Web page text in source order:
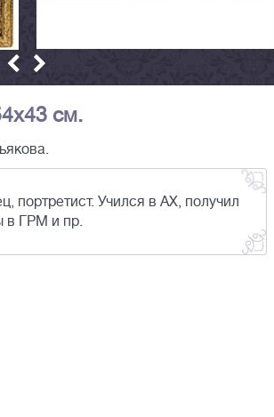
см.
портретист. Учился в АХ, получил
в ГРМ и пр.